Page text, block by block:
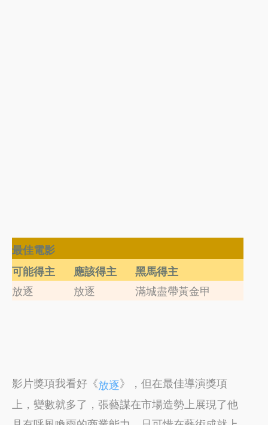
最佳電影
可能得主
應該得主
黑馬得主
放逐
放逐 滿城盡帶黃金甲
影片獎項我看好《放逐》，但在最佳導演獎項
上，變數就多了，張藝謀在市場造勢上展現了他